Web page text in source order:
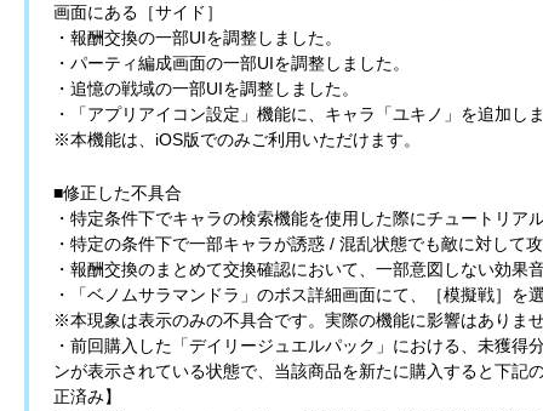
画面にある［サイド］
・報酬交換の一部UIを調整しました。
・パーティ編成画面の一部UIを調整しました。
・追憶の戦域の一部UIを調整しました。
・「アプリアイコン設定」機能に、キャラ「ユキノ」を追加
※本機能は、iOS版でのみご利用いただけます。
■修正した不具合
・特定条件下でキャラの検索機能を使用した際にチュートリア
・特定の条件下で一部キャラが誘惑 / 混乱状態でも敵に対して
・報酬交換のまとめて交換確認において、一部意図しない効果
・「ベノムサラマンドラ」のボス詳細画面にて、［模擬戦］
※本現象は表示のみの不具合です。実際の機能に影響はありま
・前回購入した「デイリージュエルパック」における、未獲
ンが表示されている状態で、当該商品を新たに購入すると下
正済み】